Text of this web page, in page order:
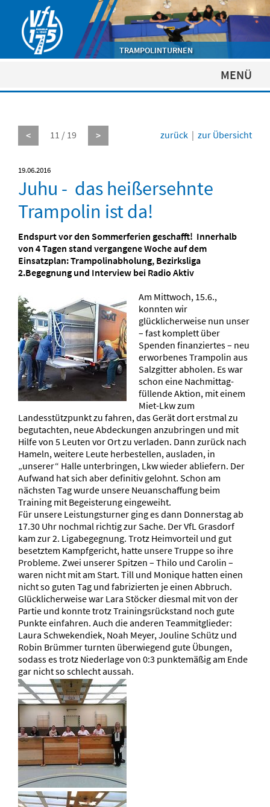
TRAMPOLINTURNEN
MENÜ
< 11 / 19 > zurück | zur Übersicht
19.06.2016
Juhu - das heißersehnte
Trampolin ist da!
Endspurt vor den Sommerferien geschafft! Innerhalb
von 4 Tagen stand vergangene Woche auf dem
Einsatzplan: Trampolinabholung, Bezirksliga
2.Begegnung und Interview bei Radio Aktiv
Am Mittwoch, 15.6.,
konnten wir
glücklicherweise nun unser
– fast komplett über
Spenden finanziertes – neu
erworbenes Trampolin aus
Salzgitter abholen. Es war
schon eine Nachmittag-
füllende Aktion, mit einem
Miet-Lkw zum
Landesstützpunkt zu fahren, das Gerät dort erstmal zu
begutachten, neue Abdeckungen anzubringen und mit
Hilfe von 5 Leuten vor Ort zu verladen. Dann zurück nach
Hameln, weitere Leute herbestellen, ausladen, in
„unserer“ Halle unterbringen, Lkw wieder abliefern. Der
Aufwand hat sich aber definitiv gelohnt. Schon am
nächsten Tag wurde unsere Neuanschaffung beim
Training mit Begeisterung eingeweiht.
Für unsere Leistungsturner ging es dann Donnerstag ab
17.30 Uhr nochmal richtig zur Sache. Der VfL Grasdorf
kam zur 2. Ligabegegnung. Trotz Heimvorteil und gut
besetztem Kampfgericht, hatte unsere Truppe so ihre
Probleme. Zwei unserer Spitzen – Thilo und Carolin –
waren nicht mit am Start. Till und Monique hatten einen
nicht so guten Tag und fabrizierten je einen Abbruch.
Glücklicherweise war Lara Stöcker diesmal mit von der
Partie und konnte trotz Trainingsrückstand noch gute
Punkte einfahren. Auch die anderen Teammitglieder:
Laura Schwekendiek, Noah Meyer, Jouline Schütz und
Robin Brümmer turnten überwiegend gute Übungen,
sodass es trotz Niederlage von 0:3 punktemäßig am Ende
gar nicht so schlecht aussah.